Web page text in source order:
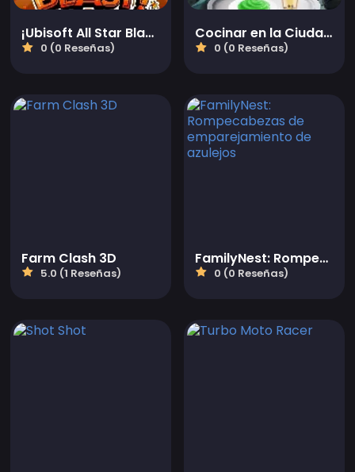
¡Ubisoft All Star Blast!
0 (0 Reseñas)
Cocinar en la Ciudad de los Vientos
0 (0 Reseñas)
Farm Clash 3D
5.0 (1 Reseñas)
FamilyNest: Rompecabezas de emparejamiento de azulejos
0 (0 Reseñas)